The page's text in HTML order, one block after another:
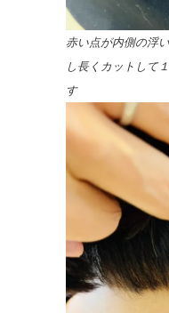
赤い点が内側の浮
し長くカットして
す